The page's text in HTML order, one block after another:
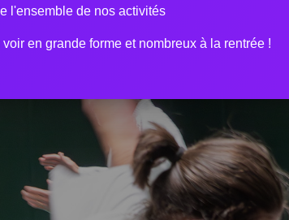
l'ensemble de nos activités
en grande forme et nombreux à la rentrée !